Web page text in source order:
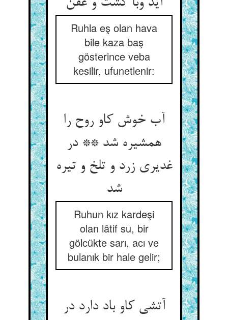
Ruhla eş olan hava
bile kaza baş
gösterince veba
kesilir, ufunetlenir:
آب خوش کاو روح را
همشیره شد ** در
غدیری زرد و تلخ و تیره
شد
Ruhun kız kardeşi
olan lâtif su, bir
gölcükte sarı, acı ve
bulanık bir hale gelir;
آتشی کاو باد دارد در